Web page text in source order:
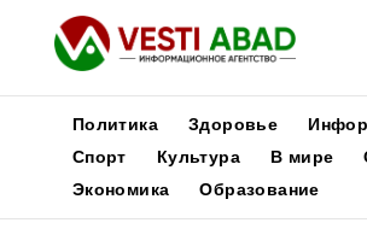
Новости
Политика Здоровье
Спорт
Культура В мире
Экономика
Образование